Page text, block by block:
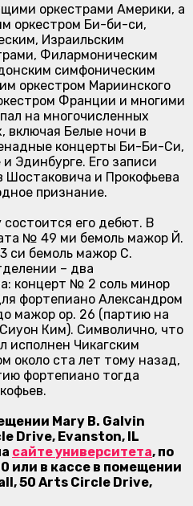
оркестрами Америки, а
оркестром Би-би-си,
Израильским
Филармоническим
симфоническим
оркестром Мариинского
Франции и многими
на многочисленных
включая Белые ночи в
концерты Би-Би-Си,
Эдинбурге. Его записи
и Прокофьева
признание.
его дебют. В
№ 49 ми бемоль мажор Й.
си бемоль мажор С.
– два
концерт № 2 соль минор
фортепиано Александром
мажор op. 26 (партию на
Ким). Символично, что
исполнен Чикагским
около ста лет тому назад,
фортепиано тогда
Mary B. Galvin
Drive, Evanston, IL
сайте университета, по
или в кассе в помещении
50 Arts Circle Drive,